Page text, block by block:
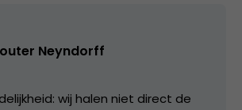
Neyndorff
wij halen niet direct de